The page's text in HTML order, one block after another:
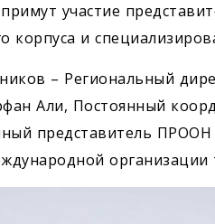
участие
корпуса и
– Региональный
Али, Постоянный
представитель ПРООН
организации